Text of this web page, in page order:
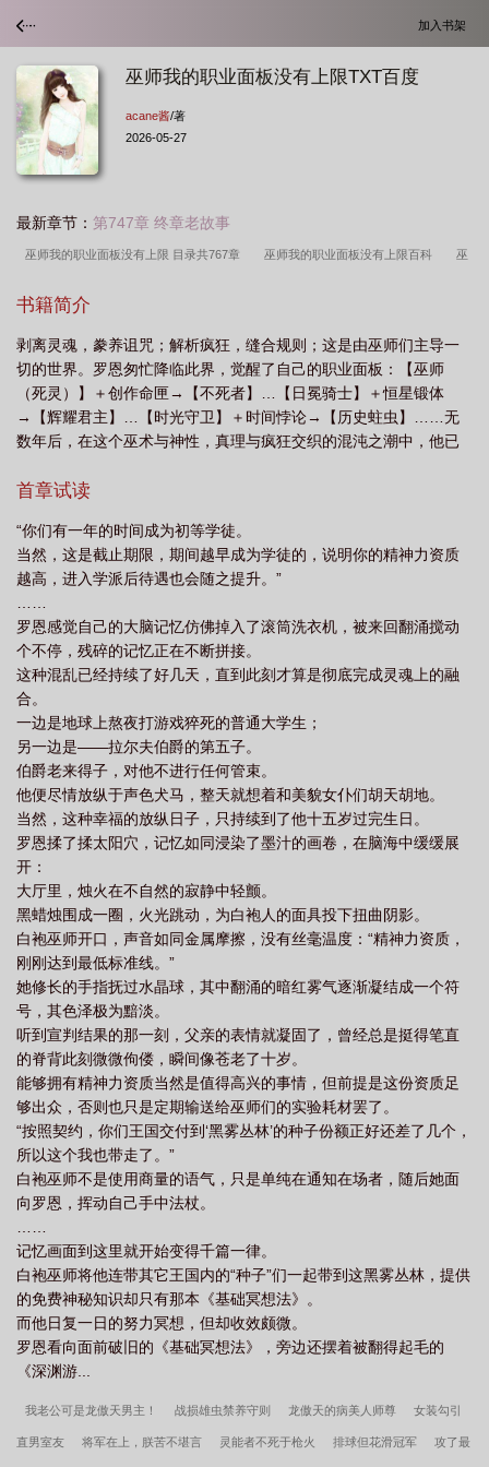
加入书架
巫师我的职业面板没有上限TXT百度
acane酱/著
2026-05-27
最新章节： 第747章 终章老故事
巫师我的职业面板没有上限 目录共767章 巫师我的职业面板没有上限百科 巫
业面板没有上限百度
有上限精校版 巫师我的职业面板没有上限笔趣阁 巫师我的职业面板没有上限
笔趣阁 巫师我的职业面板没有上限免费阅读 巫师我的职业面板没有上限
师我的职业面板没有上限百度百科 巫师我的职业面板没有上限女主是谁 巫师我
的职业面板没有上限女主 巫师我的职业面板没有上限 acane酱 巫师我的职业面
有上限女主几个
书籍简介
剥离灵魂，豢养诅咒；解析疯狂，缝合规则；这是由巫师们主导一
切的世界。罗恩匆忙降临此界，觉醒了自己的职业面板：【巫师
（死灵）】＋创作命匣→【不死者】…【日冕骑士】＋恒星锻体
→【辉耀君主】…【时光守卫】＋时间悖论→【历史蛀虫】……无
数年后，在这个巫术与神性，真理与疯狂交织的混沌之潮中，他已
∞】当面板显示转职成功的那一刻，一只笔被握了起来，开始无声书
首章试读
“你们有一年的时间成为初等学徒。
当然，这是截止期限，期间越早成为学徒的，说明你的精神力资质
越高，进入学派后待遇也会随之提升。”
罗恩感觉自己的大脑记忆仿佛掉入了滚筒洗衣机，被来回翻涌搅动
个不停，残碎的记忆正在不断拼接。
这种混乱已经持续了好几天，直到此刻才算是彻底完成灵魂上的融
合。
一边是地球上熬夜打游戏猝死的普通大学生；
另一边是——拉尔夫伯爵的第五子。
伯爵老来得子，对他不进行任何管束。
他便尽情放纵于声色犬马，整天就想着和美貌女仆们胡天胡地。
当然，这种幸福的放纵日子，只持续到了他十五岁过完生日。
罗恩揉了揉太阳穴，记忆如同浸染了墨汁的画卷，在脑海中缓缓展
开：
大厅里，烛火在不自然的寂静中轻颤。
黑蜡烛围成一圈，火光跳动，为白袍人的面具投下扭曲阴影。
白袍巫师开口，声音如同金属摩擦，没有丝毫温度：“精神力资质，
刚刚达到最低标准线。”
她修长的手指抚过水晶球，其中翻涌的暗红雾气逐渐凝结成一个符
号，其色泽极为黯淡。
听到宣判结果的那一刻，父亲的表情就凝固了，曾经总是挺得笔直
的脊背此刻微微佝偻，瞬间像苍老了十岁。
能够拥有精神力资质当然是值得高兴的事情，但前提是这份资质足
够出众，否则也只是定期输送给巫师们的实验耗材罢了。
“按照契约，你们王国交付到‘黑雾丛林’的种子份额正好还差了几个，
所以这个我也带走了。”
白袍巫师不是使用商量的语气，只是单纯在通知在场者，随后她面
向罗恩，挥动自己手中法杖。
记忆画面到这里就开始变得千篇一律。
白袍巫师将他连带其它王国内的“种子”们一起带到这黑雾丛林，提供
的免费神秘知识却只有那本《基础冥想法》。
而他日复一日的努力冥想，但却收效颇微。
罗恩看向面前破旧的《基础冥想法》，旁边还摆着被翻得起毛的
《深渊游...
我老公可是龙傲天男主！ 战损雄虫禁养守则 龙傲天的病美人师尊 女装勾引
直男室友 将军在上，朕苦不堪言 灵能者不死于枪火 排球但花滑冠军 攻了最